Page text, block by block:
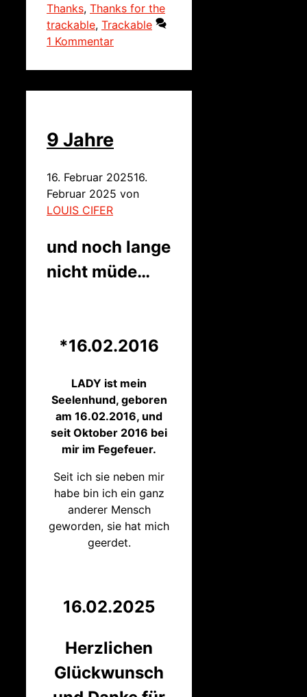
Thanks, Thanks for the
trackable, Trackable
1 Kommentar
9 Jahre
16. Februar 202516.
Februar 2025 von
LOUIS CIFER
und noch lange
nicht müde…
*16.02.2016
LADY ist mein
Seelenhund, geboren
am 16.02.2016, und
seit Oktober 2016 bei
mir im Fegefeuer.
Seit ich sie neben mir
habe bin ich ein ganz
anderer Mensch
geworden, sie hat mich
geerdet.
16.02.2025
Herzlichen
Glückwunsch